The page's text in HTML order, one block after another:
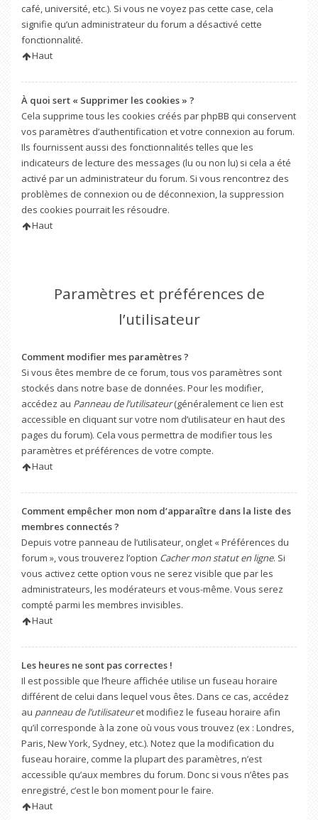
café, université, etc.). Si vous ne voyez pas cette case, cela
signifie qu’un administrateur du forum a désactivé cette
fonctionnalité.
Haut
À quoi sert « Supprimer les cookies » ?
Cela supprime tous les cookies créés par phpBB qui conservent
vos paramètres d’authentification et votre connexion au forum.
Ils fournissent aussi des fonctionnalités telles que les
indicateurs de lecture des messages (lu ou non lu) si cela a été
activé par un administrateur du forum. Si vous rencontrez des
problèmes de connexion ou de déconnexion, la suppression
des cookies pourrait les résoudre.
Haut
Paramètres et préférences de
l’utilisateur
Comment modifier mes paramètres ?
Si vous êtes membre de ce forum, tous vos paramètres sont
stockés dans notre base de données. Pour les modifier,
accédez au Panneau de l’utilisateur(généralement ce lien est
accessible en cliquant sur votre nom d’utilisateur en haut des
pages du forum). Cela vous permettra de modifier tous les
paramètres et préférences de votre compte.
Haut
Comment empêcher mon nom d’apparaître dans la liste des
membres connectés ?
Depuis votre panneau de l’utilisateur, onglet « Préférences du
forum », vous trouverez l’option Cacher mon statut en ligne. Si
vous activez cette option vous ne serez visible que par les
administrateurs, les modérateurs et vous-même. Vous serez
compté parmi les membres invisibles.
Haut
Les heures ne sont pas correctes !
Il est possible que l’heure affichée utilise un fuseau horaire
différent de celui dans lequel vous êtes. Dans ce cas, accédez
au panneau de l’utilisateuret modifiez le fuseau horaire afin
qu’il corresponde à la zone où vous vous trouvez (ex : Londres,
Paris, New York, Sydney, etc.). Notez que la modification du
fuseau horaire, comme la plupart des paramètres, n’est
accessible qu’aux membres du forum. Donc si vous n’êtes pas
enregistré, c’est le bon moment pour le faire.
Haut